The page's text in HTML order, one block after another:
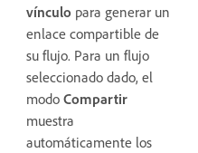
vínculo para generar un
enlace compartible de
su flujo. Para un flujo
seleccionado dado, el
modo Compartir
muestra
automáticamente los